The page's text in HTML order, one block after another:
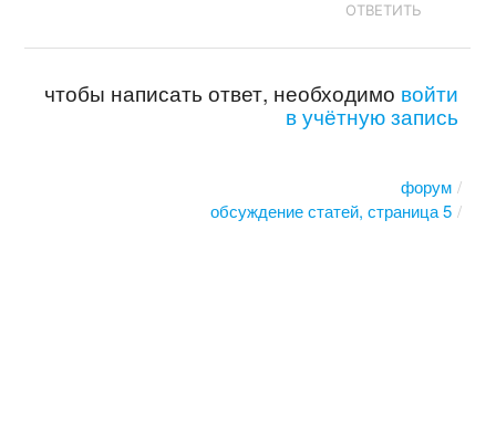
ОТВЕТИТЬ
чтобы написать ответ, необходимо войти
в учётную запись
форум
обсуждение статей, страница 5